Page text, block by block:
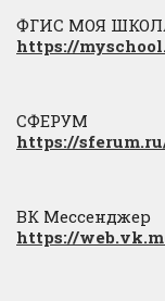
ФГИС МОЯ
https://
СФЕРУМ
https://
ВК Мессенджер
https://